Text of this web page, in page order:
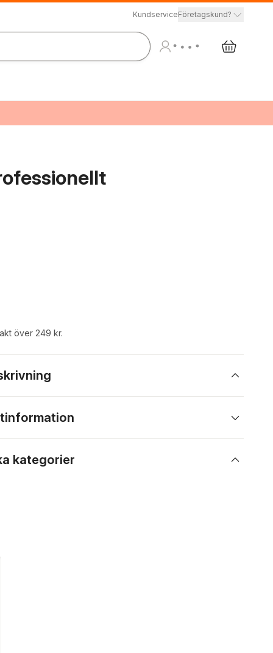
KundserviceFöretagskund?
över 249 kr.
kategorier